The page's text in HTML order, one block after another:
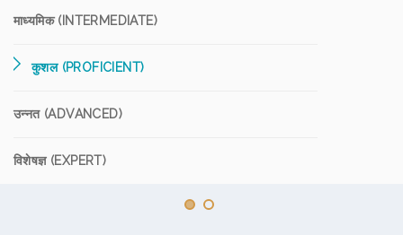
माध्यमिक (INTERMEDIATE)
कुशल (PROFICIENT)
उन्नत (ADVANCED)
विशेषज्ञ (EXPERT)